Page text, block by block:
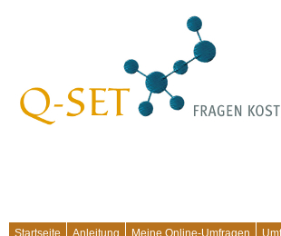
Startseite Anleitung Meine Online-Umfragen